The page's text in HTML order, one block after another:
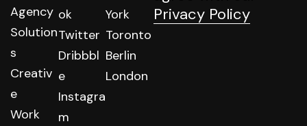
Privacy Policy
Agency
Solution
s
Creativ
e
Work
ok
Twitter
Dribbbl
e
Instagra
m
York
Toronto
Berlin
London